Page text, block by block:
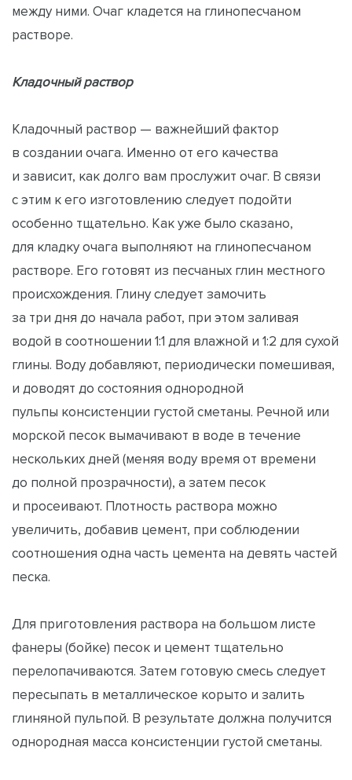
между ними. Очаг кладется на глинопесчаном
растворе.
Кладочный раствор
Кладочный раствор — важнейший фактор
в создании очага. Именно от его качества
и зависит, как долго вам прослужит очаг. В связи
с этим к его изготовлению следует подойти
особенно тщательно. Как уже было сказано,
для кладку очага выполняют на глинопесчаном
растворе. Его готовят из песчаных глин местного
происхождения. Глину следует замочить
за три дня до начала работ, при этом заливая
водой в соотношении 1:1 для влажной и 1:2 для сухой
глины. Воду добавляют, периодически помешивая,
и доводят до состояния однородной
пульпы консистенции густой сметаны. Речной или
морской песок вымачивают в воде в течение
нескольких дней (меняя воду время от времени
до полной прозрачности), а затем песок
и просеивают. Плотность раствора можно
увеличить, добавив цемент, при соблюдении
соотношения одна часть цемента на девять частей
песка.
Для приготовления раствора на большом листе
фанеры (бойке) песок и цемент тщательно
перелопачиваются. Затем готовую смесь следует
пересыпать в металлическое корыто и залить
глиняной пульпой. В результате должна получится
однородная масса консистенции густой сметаны.